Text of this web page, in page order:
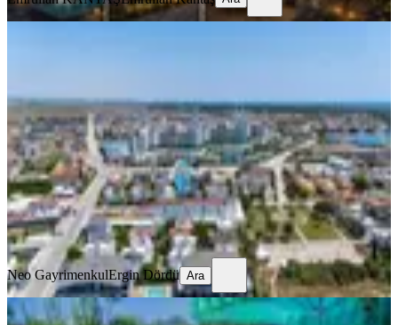
Serik, Belek Mahallesi
16.07.2026
730.000.000 ₺
Neo GayrimenkulErgin Dördü
Ara
Neo GayrimenkulErgin Dördü Ara
YENİ